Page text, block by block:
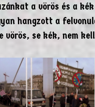
a vörös és a
hangzott a
vörös, se kék, nem